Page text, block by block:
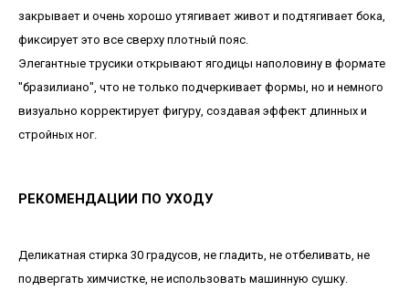
закрывает и очень хорошо утягивает живот и подтягивает бока,
фиксирует это все сверху плотный пояс.
Элегантные трусики открывают ягодицы наполовину в формате
"бразилиано", что не только подчеркивает формы, но и немного
визуально корректирует фигуру, создавая эффект длинных и
стройных ног.
РЕКОМЕНДАЦИИ ПО УХОДУ
Деликатная стирка 30 градусов, не гладить, не отбеливать, не
подвергать химчистке, не использовать машинную сушку.